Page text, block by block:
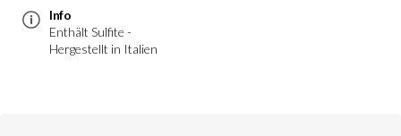
Info
Enthält Sulfite -
Hergestellt in Italien